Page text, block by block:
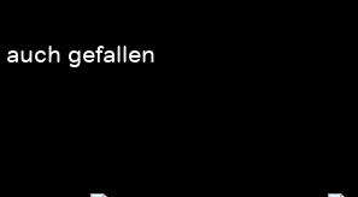
gefallen